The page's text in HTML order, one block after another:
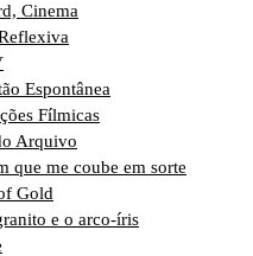
Cinema
Espontânea
Fílmicas
Arquivo
que me coube em sorte
Gold
e o arco-íris